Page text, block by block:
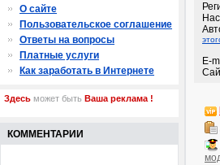
E-
О сайте
Пользовательское соглашение
Ответы на вопросы
Платные услуги
Как заработать в Интернете
Здесь может быть Ваша реклама !
КОММЕНТАРИИ